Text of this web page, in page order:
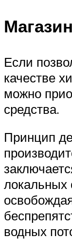
Если
качестве
можно
средства.
Принцип
водных